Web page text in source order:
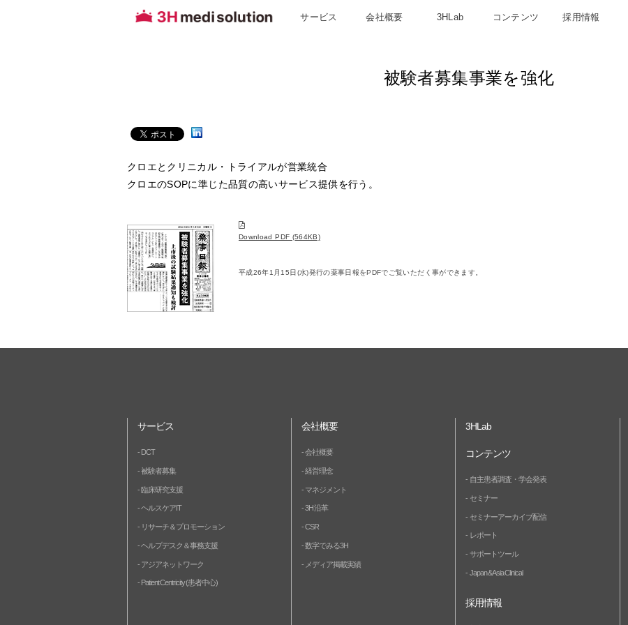
サービス 会社概要 3HLab コンテンツ 採用情報
被験者募集事業を強化
クロエとクリニカル・トライアルが営業統合
クロエのSOPに準じた品質の高いサービス提供を行う。
Download PDF (564KB)
平成26年1月15日(水)発行の薬事日報をPDFでご覧いただく事ができます。
サービス
DCT
被験者募集
臨床研究支援
ヘルスケアIT
リサーチ＆プロモーション
ヘルプデスク＆事務支援
アジアネットワーク
Patient Centricity (患者中心)
会社概要
会社概要
経営理念
マネジメント
3H 沿革
CSR
数字でみる3H
メディア掲載実績
3HLab
コンテンツ
自主患者調査・学会発表
セミナー
セミナーアーカイブ配信
レポート
サポートツール
Japan & Asia Clinical
採用情報